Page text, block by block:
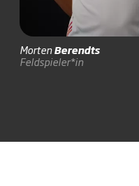
MortenBerendts
Feldspieler*in